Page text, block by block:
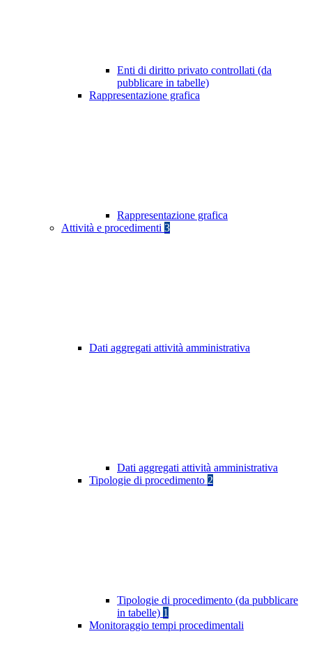
Enti di diritto privato controllati (da
pubblicare in tabelle)
Rappresentazione grafica
Rappresentazione grafica
Attività e procedimenti 3
Dati aggregati attività amministrativa
Dati aggregati attività amministrativa
Tipologie di procedimento 2
Tipologie di procedimento (da pubblicare
in tabelle) 1
Monitoraggio tempi procedimentali